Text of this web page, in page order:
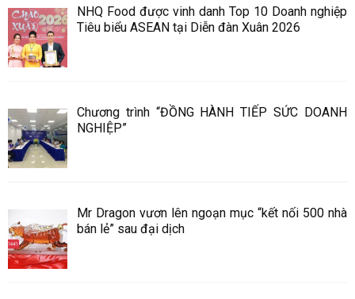
NHQ Food được vinh danh Top 10 Doanh nghiệp
Tiêu biểu ASEAN tại Diễn đàn Xuân 2026
Chương trình “ĐỒNG HÀNH TIẾP SỨC DOANH
NGHIỆP”
Mr Dragon vươn lên ngoạn mục “kết nối 500 nhà
bán lẻ” sau đại dịch